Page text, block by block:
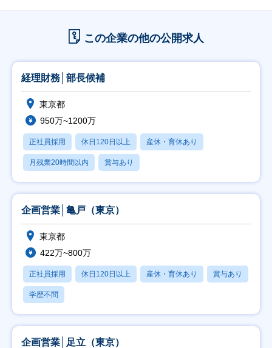
この企業の他の公開求人
経理財務│部長候補
東京都
950万~1200万
正社員採用 休日120日以上 産休・育休あり
月残業20時間以内 賞与あり
企画営業│亀戸（東京）
東京都
422万~800万
正社員採用 休日120日以上 産休・育休あり 賞与あり
学歴不問
企画営業│足立（東京）